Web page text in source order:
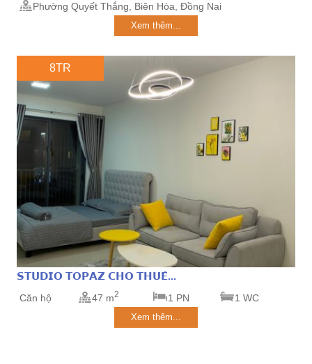
Phường Quyết Thắng, Biên Hòa, Đồng Nai
Xem thêm...
8TR
𝗦𝗧𝗨𝗗𝗜𝗢 𝗧𝗢𝗣𝗔𝗭 𝗖𝗛𝗢 𝗧𝗛𝗨𝗘̂...
Căn hộ 47 m2 1 PN 1 WC
Xem thêm...